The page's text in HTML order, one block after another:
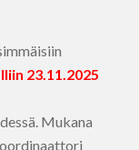
23.11.2025
Mukana